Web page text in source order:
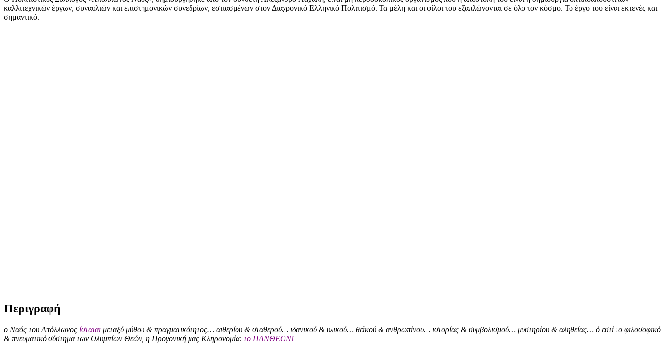
καλλιτεχνικών έργων, συναυλιών και επιστημονικών συνεδρίων, εστιασμένων στον Διαχρονικό Ελληνικό Πολιτισμό. Τα μέλη και οι φίλοι του εξαπλώνονται σε όλο τον κόσμο. Το έργο του είναι εκτενές και
σημαντικό.
Περιγραφή
ο Ναός του Απόλλωνος ίσταται μεταξύ μύθου & πραγματικότητος… αιθερίου & σταθερού… ιδανικού & υλικού… θεϊκού & ανθρωπίνου… ιστορίας & συμβολισμού… μυστηρίου & αληθείας… ό εστί το φιλοσοφικό
& πνευματικό σύστημα των Ολυμπίων Θεών, η Προγονική μας Κληρονομία: το ΠΑΝΘΕΟΝ!